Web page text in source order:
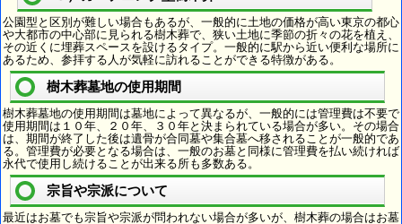
公園型と区別が難しい場合もあるが、一般的に土地の価格が高い東京の都心
や大都市の中心部に見られる樹木葬で、狭い土地に季節の折々の花を植え、
その近くに埋葬スペースを設けるタイプ。一般的に駅から近い便利な場所に
あるため、参拝する人が気軽に訪れることができる特徴がある。
樹木葬墓地の使用期間
樹木葬墓地の使用期間は墓地によって異なるが、一般的には管理費は不要で
使用期間は１０年、２０年、３０年と決まられている場合が多い。その場合
は、期間が終了した後は遺骨が合同墓や集合墓へ移されることが一般的であ
る。管理費が必要となる場合は、一般のお墓と同様に管理費を払い続ければ
永代で使用し続けることが出来る所も多数ある。
宗旨や宗派について
最近はお墓でも宗旨や宗派が問われない場合が多いが、樹木葬の場合はお墓